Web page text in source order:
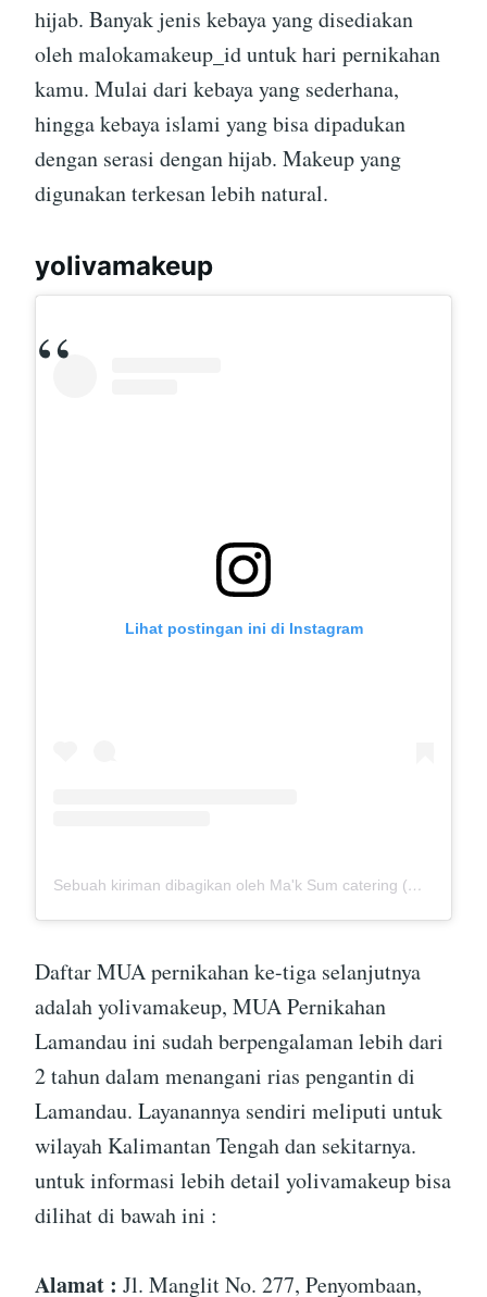
hijab. Banyak jenis kebaya yang disediakan
oleh malokamakeup_id untuk hari pernikahan
kamu. Mulai dari kebaya yang sederhana,
hingga kebaya islami yang bisa dipadukan
dengan serasi dengan hijab. Makeup yang
digunakan terkesan lebih natural.
yolivamakeup
Lihat postingan ini di Instagram
Sebuah kiriman dibagikan oleh Ma'k Sum catering (@mak_sumcatering)
Daftar MUA pernikahan ke-tiga selanjutnya
adalah yolivamakeup, MUA Pernikahan
Lamandau ini sudah berpengalaman lebih dari
2 tahun dalam menangani rias pengantin di
Lamandau. Layanannya sendiri meliputi untuk
wilayah Kalimantan Tengah dan sekitarnya.
untuk informasi lebih detail yolivamakeup bisa
dilihat di bawah ini :
Alamat : Jl. Manglit No. 277, Penyombaan,